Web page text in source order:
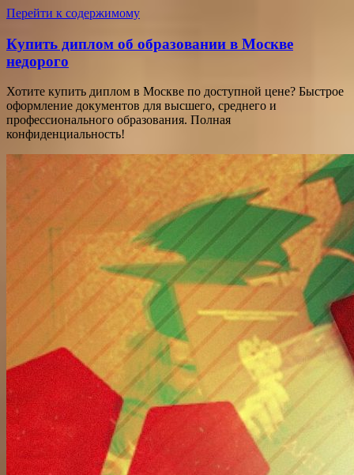
Перейти к содержимому
Купить диплом об образовании в Москве
недорого
Хотите купить диплом в Москве по доступной цене? Быстрое
оформление документов для высшего, среднего и
профессионального образования. Полная
конфиденциальность!